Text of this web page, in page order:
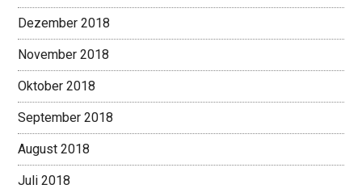
Dezember 2018
November 2018
Oktober 2018
September 2018
August 2018
Juli 2018